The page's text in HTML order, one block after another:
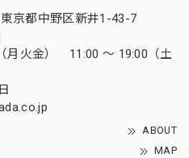
京都中野区新井1-43-7
月火金） 11:00 ～ 19:00（土
ABOUT
MAP